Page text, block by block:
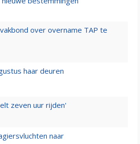
over overname TAP te
haar deuren
zeven uur rijden'
naar